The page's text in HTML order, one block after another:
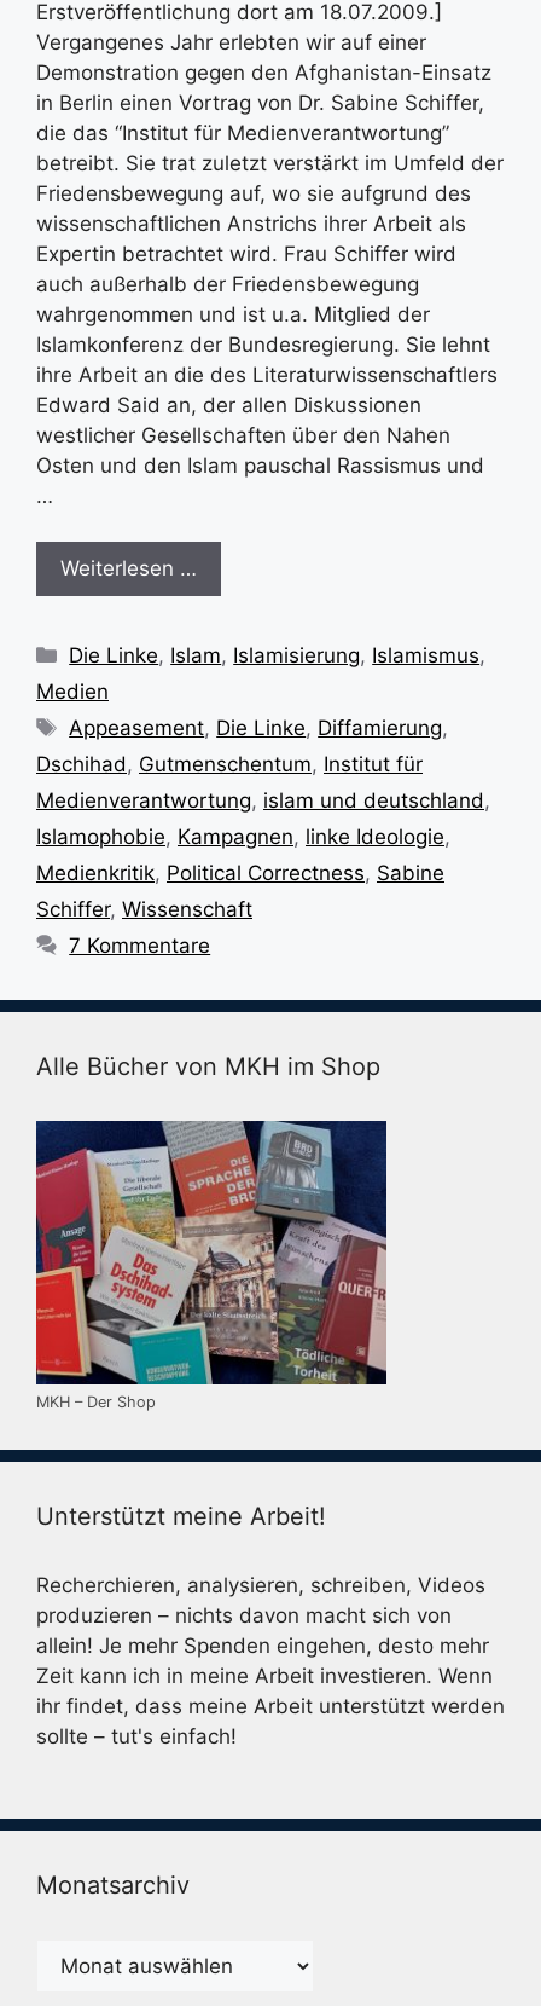
Erstveröffentlichung dort am 18.07.2009.]
Vergangenes Jahr erlebten wir auf einer
Demonstration gegen den Afghanistan-Einsatz
in Berlin einen Vortrag von Dr. Sabine Schiffer,
die das “Institut für Medienverantwortung”
betreibt. Sie trat zuletzt verstärkt im Umfeld der
Friedensbewegung auf, wo sie aufgrund des
wissenschaftlichen Anstrichs ihrer Arbeit als
Expertin betrachtet wird. Frau Schiffer wird
auch außerhalb der Friedensbewegung
wahrgenommen und ist u.a. Mitglied der
Islamkonferenz der Bundesregierung. Sie lehnt
ihre Arbeit an die des Literaturwissenschaftlers
Edward Said an, der allen Diskussionen
westlicher Gesellschaften über den Nahen
Osten und den Islam pauschal Rassismus und
…
Weiterlesen …
Kategorien
Die Linke, Islam, Islamisierung, Islamismus,
Medien
Schlagwörter
Appeasement, Die Linke, Diffamierung,
Dschihad, Gutmenschentum, Institut für
Medienverantwortung, islam und deutschland,
Islamophobie, Kampagnen, linke Ideologie,
Medienkritik, Political Correctness, Sabine
Schiffer, Wissenschaft
7 Kommentare
Alle Bücher von MKH im Shop
MKH – Der Shop
Unterstützt meine Arbeit!
Recherchieren, analysieren, schreiben, Videos
produzieren – nichts davon macht sich von
allein! Je mehr Spenden eingehen, desto mehr
Zeit kann ich in meine Arbeit investieren. Wenn
ihr findet, dass meine Arbeit unterstützt werden
sollte – tut's einfach!
Monatsarchiv
Monatsarchiv